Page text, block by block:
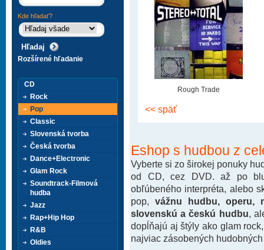
Rough Trade
<< späť
Eshop s hudbou z
Vyberte si zo širokej ponuky
od CD, cez DVD. až po
obľúbeného interpréta, alebo
pop, vážnu hudbu, operu,
slovenskú a českú hudbu ,
dopĺňajú aj štýly ako glam
najviac zásobených
Kde hľadať?
Rozšírené hľadanie
CD
Rock
Pop
Classic
Slovenská tvorba
Česká tvorba
Dance+Electronic
Glam Rock
Soundtrack-Filmová
hudba
Jazz
Rap+Hip Hop
R&B
Oldies